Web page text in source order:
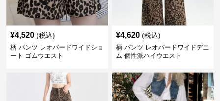
¥4,520 (税込)
柄 パンツ レオパードワイドショ
ート ゴムウエスト
¥4,620 (税込)
柄 パンツ レオパードワイドデニ
ム 個性派ハイウエスト